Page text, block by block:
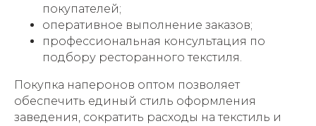
покупателей;
оперативное выполнение заказов;
профессиональная консультация по
подбору ресторанного текстиля.
Покупка наперонов оптом позволяет
обеспечить единый стиль оформления
заведения, сократить расходы на текстиль и